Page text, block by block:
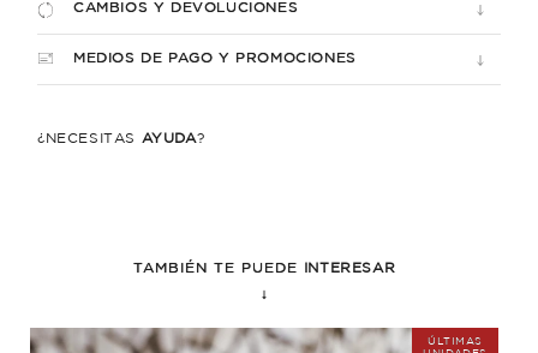
CAMBIOS Y DEVOLUCIONES
MEDIOS DE PAGO Y PROMOCIONES
¿NECESITÁS AYUDA?
TAMBIÉN TE PUEDE
INTERESAR
↓